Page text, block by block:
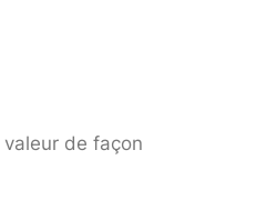
valeur de façon